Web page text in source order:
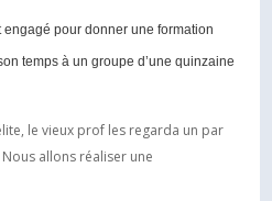
pour donner une formation
temps à un groupe d’une quinzaine
le vieux prof les regarda un par
allons réaliser une